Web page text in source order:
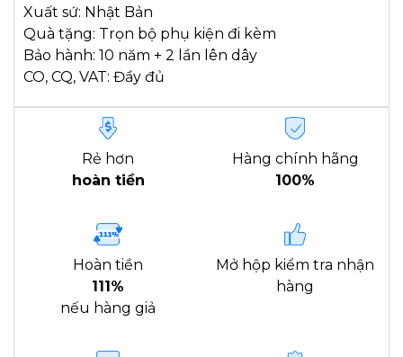
Xuất sứ: Nhật Bản
Quà tặng: Trọn bộ phụ kiện đi kèm
Bảo hành: 10 năm + 2 lần lên dây
CO, CQ, VAT: Đầy đủ
Rẻ hơn
hoàn tiền
Hàng chính hãng
100%
Hoàn tiền
111%
nếu hàng giả
Mở hộp kiểm tra nhận
hàng